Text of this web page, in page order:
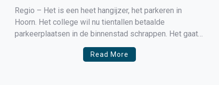
Regio – Het is een heet hangijzer, het parkeren in
Hoorn. Het college wil nu tientallen betaalde
parkeerplaatsen in de binnenstad schrappen. Het gaat
om plekken op de Veemarkt en het Kerkplein. Het blik
moet weg om ruimte te maken voor groen en
Read More